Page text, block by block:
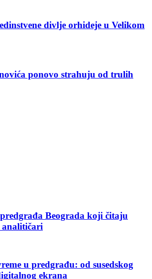
divlje orhideje u Velikom
ponovo strahuju od trulih
Beograda koji čitaju
u predgrađu: od susedskog
ekrana